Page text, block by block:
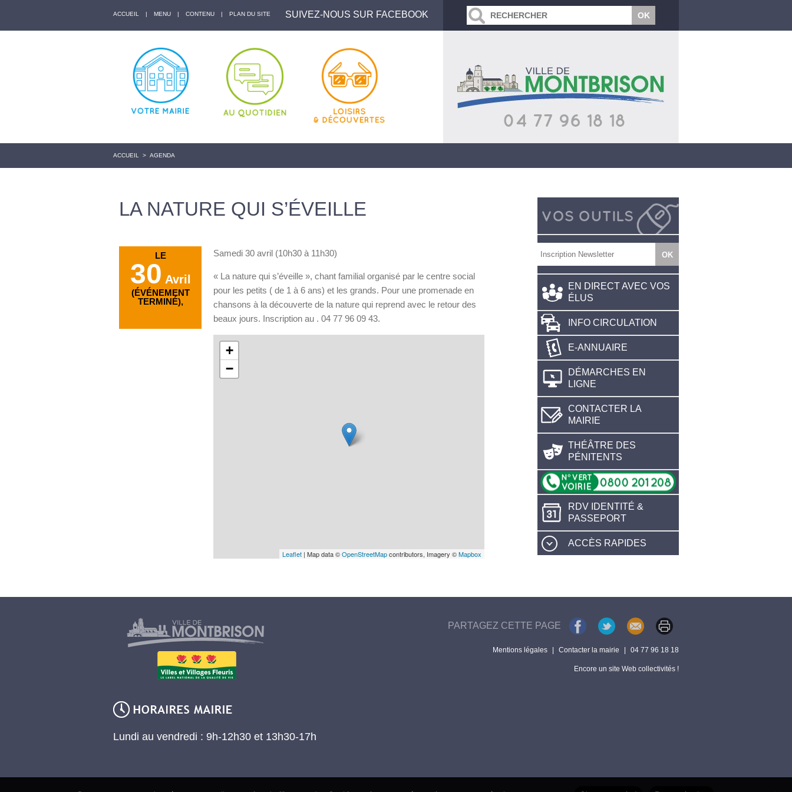
ACCUEIL | MENU | CONTENU | PLAN DU SITE SUIVEZ-NOUS SUR FACEBOOK
ACCUEIL > AGENDA
LA NATURE QUI S’ÉVEILLE
LE
30 Avril
(ÉVÉNEMENT
TERMINÉ),
Samedi 30 avril (10h30 à 11h30)
« La nature qui s’éveille », chant familial organisé par le centre social
pour les petits ( de 1 à 6 ans) et les grands. Pour une promenade en
chansons à la découverte de la nature qui reprend avec le retour des
beaux jours. Inscription au . 04 77 96 09 43.
+
−
Leaflet | Map data ©OpenStreetMapcontributors, Imagery ©Mapbox
EN DIRECT AVEC VOS
ÉLUS
INFO CIRCULATION
E-ANNUAIRE
DÉMARCHES EN
LIGNE
CONTACTER LA
MAIRIE
THÉÂTRE DES
PÉNITENTS
RDV IDENTITÉ &
PASSEPORT
ACCÈS RAPIDES
Lundi au vendredi : 9h-12h30 et 13h30-17h
PARTAGEZ CETTE PAGE
Mentions légales Contacter la mairie 04 77 96 18 18
Encore un site Web collectivités !